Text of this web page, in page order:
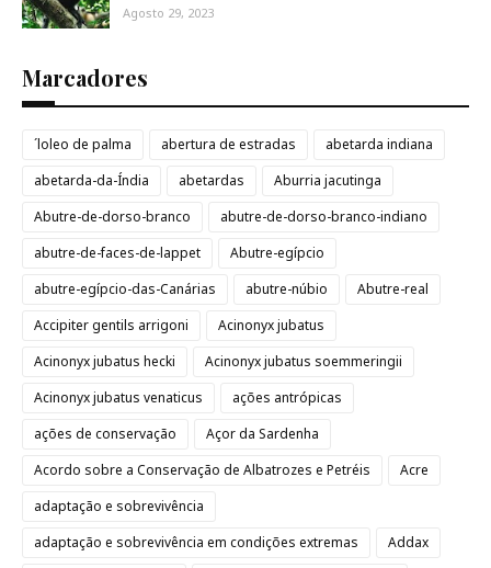
Agosto 29, 2023
Marcadores
´loleo de palma abertura de estradas
abetarda indiana
abetarda-da-Índia
abetardas
Aburria jacutinga
Abutre-de-dorso-branco
abutre-de-dorso-branco-indiano
abutre-de-faces-de-lappet
Abutre-egípcio
abutre-egípcio-das-Canárias
abutre-núbio
Abutre-real
Accipiter gentils arrigoni
Acinonyx jubatus
Acinonyx jubatus hecki
Acinonyx jubatus soemmeringii
Acinonyx jubatus venaticus
ações antrópicas
ações de conservação
Açor da Sardenha
Acordo sobre a Conservação de Albatrozes e Petréis
Acre
adaptação e sobrevivência
adaptação e sobrevivência em condições extremas
Addax